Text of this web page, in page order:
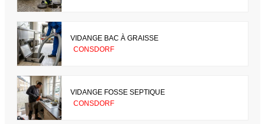
VIDANGE BAC À GRAISSE
CONSDORF
VIDANGE FOSSE SEPTIQUE
CONSDORF